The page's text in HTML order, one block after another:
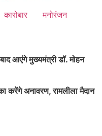
कारोबार
मनोरंजन
आएंगे मुख्यमंत्री डॉ. मोहन
करेंगे अनावरण, रामलीला मैदान